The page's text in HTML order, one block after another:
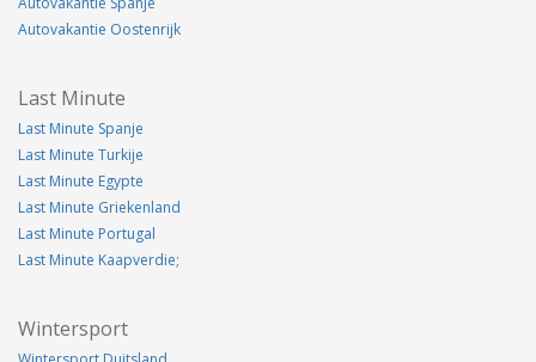
Autovakantie Oostenrijk
Last Minute
Last Minute Spanje
Last Minute Turkije
Last Minute Egypte
Last Minute Griekenland
Last Minute Portugal
Last Minute Kaapverdie;
Wintersport